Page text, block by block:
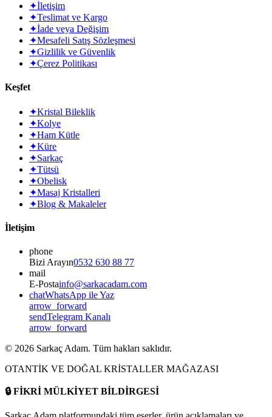
✦İletişim
✦Teslimat ve Kargo
✦İade veya Değişim
✦Mesafeli Satış Sözleşmesi
✦Gizlilik ve Güvenlik
✦Çerez Politikası
Keşfet
✦Kristal Bileklik
✦Kolye
✦Ham Kütle
✦Küre
✦Sarkaç
✦Tütsü
✦Obelisk
✦Masaj Kristalleri
✦Blog & Makaleler
İletişim
phone
Bizi Arayın0532 630 88 77
mail
E-Postainfo@sarkacadam.com
chatWhatsApp ile Yaz
arrow_forward
sendTelegram Kanalı
arrow_forward
© 2026 Sarkaç Adam. Tüm hakları saklıdır.
OTANTİK VE DOĞAL KRİSTALLER MAĞAZASI
🔒FİKRİ MÜLKİYET BİLDİRGESİ